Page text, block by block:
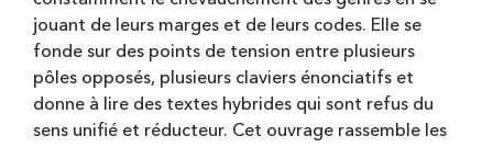
jouant de leurs marges et de leurs codes. Elle se
fonde sur des points de tension entre plusieurs
pôles opposés, plusieurs claviers énonciatifs et
donne à lire des textes hybrides qui sont refus du
sens unifié et réducteur. Cet ouvrage rassemble les